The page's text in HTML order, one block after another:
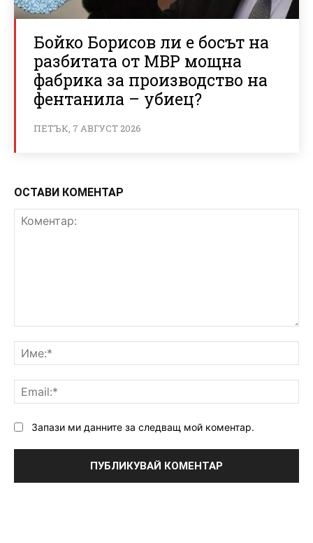
Бойко Борисов ли е босът на
разбитата от МВР мощна
фабрика за производство на
фентанила – убиец?
ПЕТЪК, 7 АВГУСТ 2026
ОСТАВИ КОМЕНТАР
Запази ми данните за следващ мой коментар.